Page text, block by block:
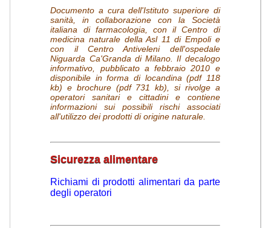
Documento a cura dell'Istituto superiore di
sanità, in collaborazione con la Società
italiana di farmacologia, con il Centro di
medicina naturale della Asl 11 di Empoli e
con il Centro Antiveleni dell'ospedale
Niguarda Ca'Granda di Milano. Il decalogo
informativo, pubblicato a febbraio 2010 e
disponibile in forma di locandina (pdf 118
kb) e brochure (pdf 731 kb), si rivolge a
operatori sanitari e cittadini e contiene
informazioni sui possibili rischi associati
all'utilizzo dei prodotti di origine naturale.
Sicurezza alimentare
Richiami di prodotti alimentari da parte
degli operatori